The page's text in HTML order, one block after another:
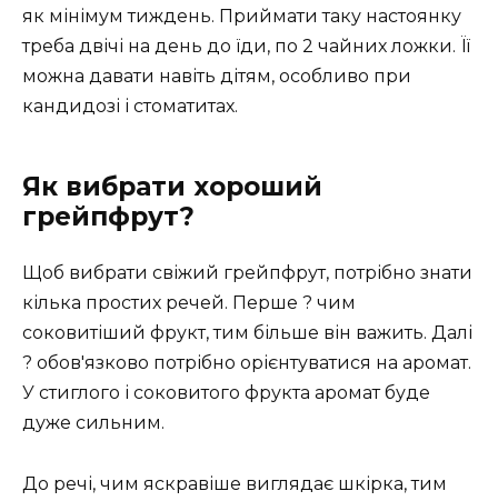
як мінімум тиждень. Приймати таку настоянку
треба двічі на день до їди, по 2 чайних ложки. Її
можна давати навіть дітям, особливо при
кандидозі і стоматитах.
Як вибрати хороший
грейпфрут?
Щоб вибрати свіжий грейпфрут, потрібно знати
кілька простих речей. Перше ? чим
соковитіший фрукт, тим більше він важить. Далі
? обов'язково потрібно орієнтуватися на аромат.
У стиглого і соковитого фрукта аромат буде
дуже сильним.
До речі, чим яскравіше виглядає шкірка, тим